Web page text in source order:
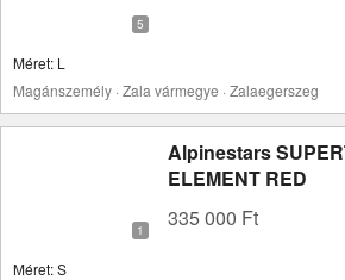
Méret: L
Magánszemély · Zala vármegye · Zalaegerszeg
Alpinestars
ELEMENT RED
335 000 Ft
Méret: S